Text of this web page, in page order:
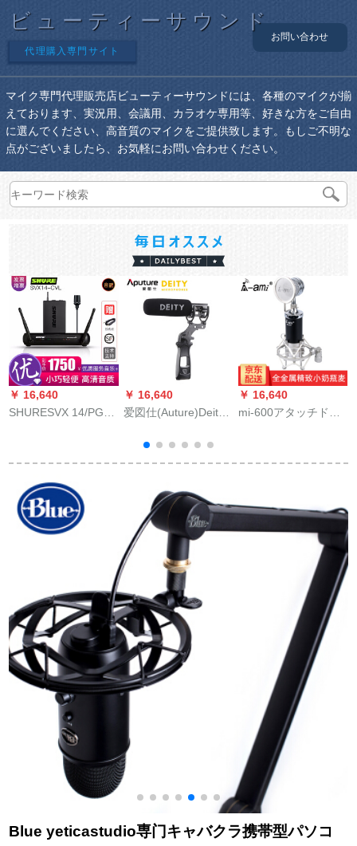
ビューティーサウンド
代理購入専門サイト
お問い合わせ
マイク専門代理販売店ビューティーサウンドには、各種のマイクが揃
えております、実況用、会議用、カラオケ専用等、好きな方をご自由
に選んでください、高音質のマイクをご提供致します。もしご不明な
点がございましたら、お気軽にお問い合わせください。
￥ 16,640
SHURESVX 14/PGA
无线电子メック
￥ 16,640
爱図仕(Auture)Deity
眼レフ录音麦パソコ
ンビデオーV-mic D 3
￥ 16,640
mi-600アタッチド版
ノピグ
Blue yeticastudio専门キャバクラ携帯型パソコ